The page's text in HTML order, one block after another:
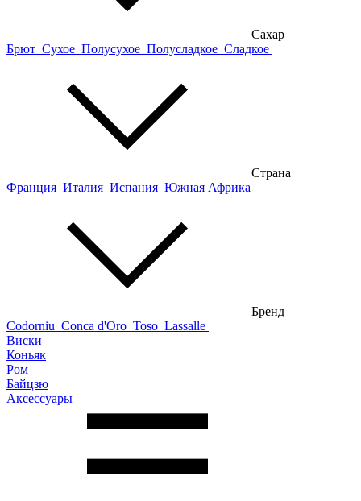
Сахар
Брют Сухое Полусухое Полусладкое Сладкое
Страна
Франция Италия Испания Южная Африка
Бренд
Codorniu Conca d'Oro Toso Lassalle
Виски
Коньяк
Ром
Байцзю
Аксессуары